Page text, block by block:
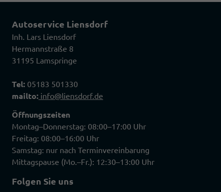
Autoservice Liensdorf
Inh. Lars Liensdorf
Hermannstraße 8
31195 Lamspringe
Tel: 05183 501330
mailto: info@liensdorf.de
Öffnungszeiten
Montag–Donnerstag: 08:00–17:00 Uhr
Freitag: 08:00–16:00 Uhr
Samstag: nur nach Terminvereinbarung
Mittagspause (Mo.–Fr.): 12:30–13:00 Uhr
Folgen Sie uns